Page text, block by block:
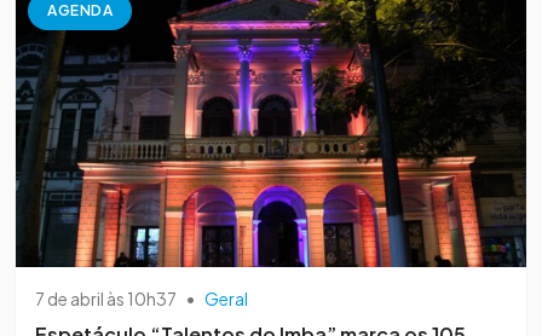
AGENDA
7 de abril às 10h37 • Geral